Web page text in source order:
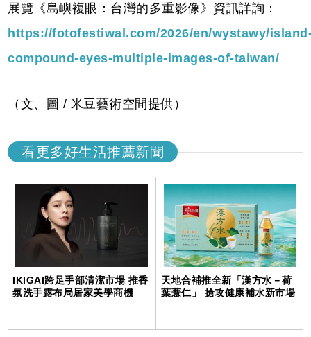
展覽《島嶼複眼：台灣的多重影像》資訊詳詢：
https://fotofestiwal.com/2026/en/wystawy/
compound-eyes-multiple-images-of-taiwan/
（文、圖 / 米豆藝術空間提供）
看更多好生活推薦新聞
IKIGAI跨足手部清潔市場 推香
氛洗手露布局居家美學商機
天地合補推全新「漢方水－荷
葉薏仁」 搶攻健康補水新市場